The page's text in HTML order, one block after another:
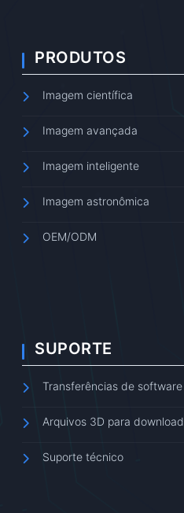
PRODUTOS
Imagem científica
Imagem avançada
Imagem inteligente
Imagem astronômica
OEM/ODM
SUPORTE
Transferências de software
Arquivos 3D para download
Suporte técnico